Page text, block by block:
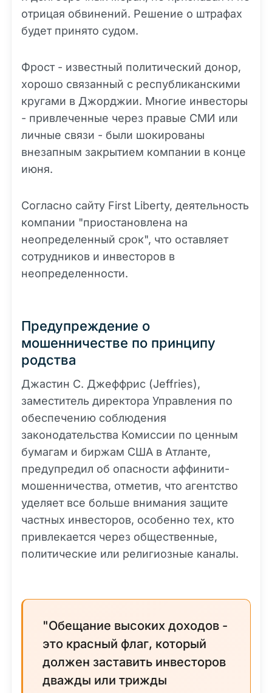
отрицая обвинений. Решение о штрафах
будет принято судом.
Фрост - известный политический донор,
хорошо связанный с республиканскими
кругами в Джорджии. Многие инвесторы
- привлеченные через правые СМИ или
личные связи - были шокированы
внезапным закрытием компании в конце
июня.
Согласно сайту First Liberty, деятельность
компании "приостановлена на
неопределенный срок", что оставляет
сотрудников и инвесторов в
неопределенности.
Предупреждение о
мошенничестве по принципу
родства
Джастин С. Джеффрис (Jeffries),
заместитель директора Управления по
обеспечению соблюдения
законодательства Комиссии по ценным
бумагам и биржам США в Атланте,
предупредил об опасности аффинити-
мошенничества, отметив, что агентство
уделяет все больше внимания защите
частных инвесторов, особенно тех, кто
привлекается через общественные,
политические или религиозные каналы.
"Обещание высоких доходов -
это красный флаг, который
должен заставить инвесторов
дважды или трижды